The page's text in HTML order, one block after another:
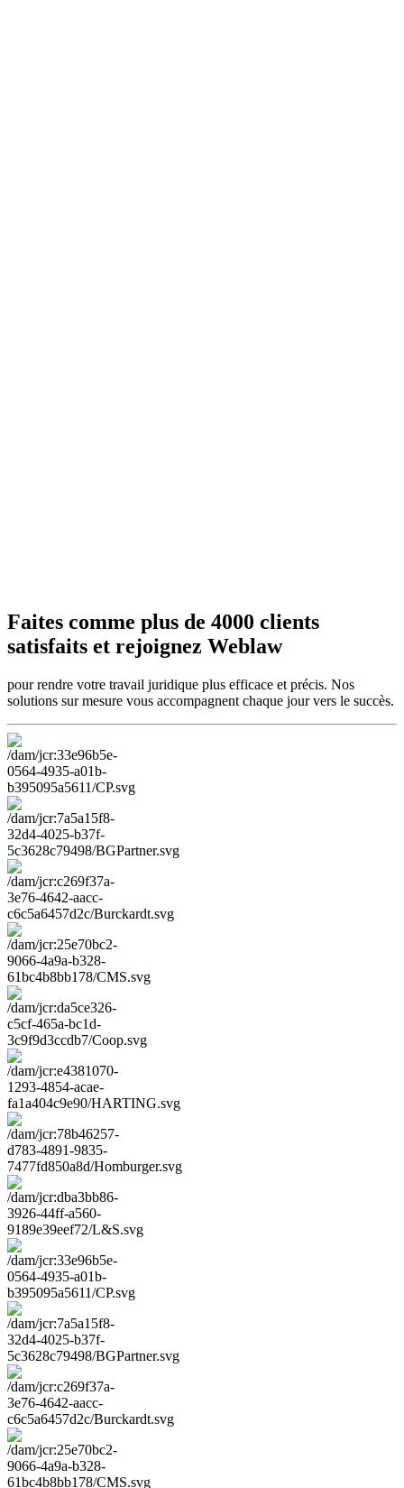
Faites comme plus de 4000 clients
satisfaits et rejoignez Weblaw
pour rendre votre travail juridique plus efficace et précis. Nos
solutions sur mesure vous accompagnent chaque jour vers le succès.